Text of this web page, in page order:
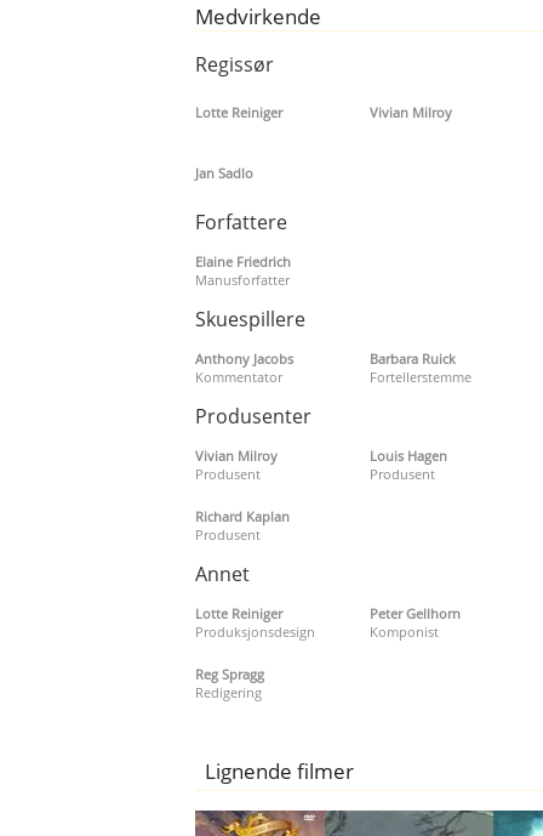
Medvirkende
Regissør
Lotte Reiniger Vivian Milroy
Jan Sadlo
Forfattere
Elaine Friedrich
Manusforfatter
Skuespillere
Anthony Jacobs
Kommentator
Barbara Ruick
Fortellerstemme
Produsenter
Vivian Milroy
Produsent
Louis Hagen
Produsent
Richard Kaplan
Produsent
Annet
Lotte Reiniger
Produksjonsdesign
Peter Gellhorn
Komponist
Reg Spragg
Redigering
Lignende filmer